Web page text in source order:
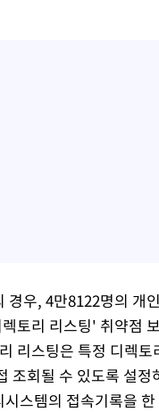
경우, 4만8122명의 개
토리 리스팅' 취약점
리스팅은 특정 디렉
조회될 수 있도록 설
시스템의 접속기록을